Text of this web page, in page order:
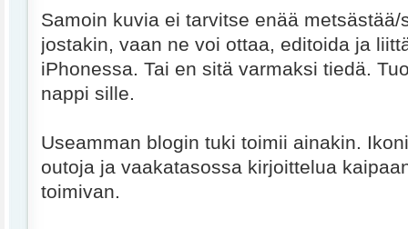
Samoin kuvia ei tarvitse enää
jostakin, vaan ne voi ottaa, editoida ja
iPhonessa. Tai en sitä varmaksi tiedä.
nappi sille.
Useamman blogin tuki toimii ainakin.
outoja ja vaakatasossa kirjoittelua
toimivan.